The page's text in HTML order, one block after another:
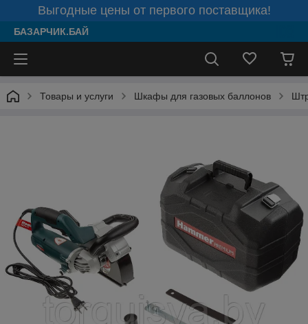
Выгодные цены от первого поставщика!
БАЗАРЧИК.БАЙ
Товары и услуги Шкафы для газовых баллонов